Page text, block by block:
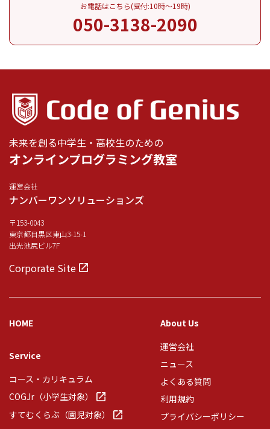
お電話はこちら(受付:10時～19時)
050-3138-2090
未来を創る中学生・高校生のための
オンラインプログラミング教室
運営会社
ナンバーワンソリューションズ
〒153-0043
東京都目黒区東山3-15-1
出光池尻ビル7F
Corporate Site
HOME
Service
コース・カリキュラム
COGJr（小学生対象）
すてむくらぶ（園児対象）
About Us
運営会社
ニュース
よくある質問
利用規約
プライバシーポリシー